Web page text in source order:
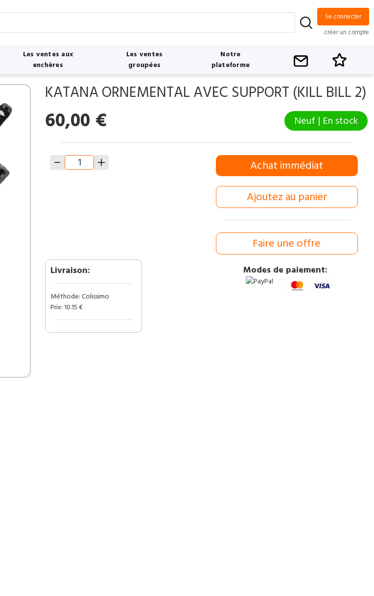
Se connecter
créer un compte
Les ventes aux
enchères
Les ventes
groupées
Notre
plateforme
KATANA ORNEMENTAL AVEC SUPPORT (KILL BILL 2)
60,00 € Neuf | En stock
quantité
de
Achat immédiat
Ajoutez au panier
Faire une offre
Livraison:
Méthode: Colissimo
Prix: 10.15 €
Modes de paiement: